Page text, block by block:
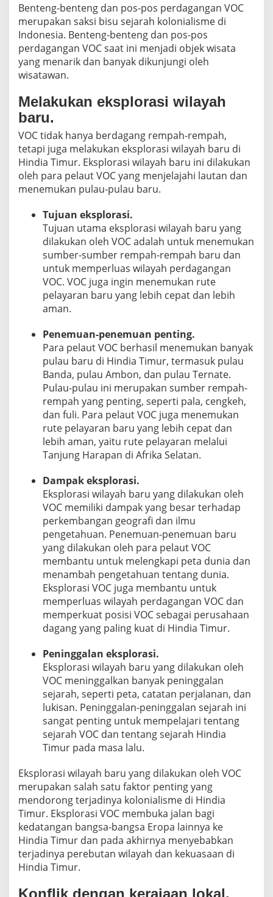
Benteng-benteng dan pos-pos perdagangan VOC
merupakan saksi bisu sejarah kolonialisme di
Indonesia. Benteng-benteng dan pos-pos
perdagangan VOC saat ini menjadi objek wisata
yang menarik dan banyak dikunjungi oleh
wisatawan.
Melakukan eksplorasi wilayah
baru.
VOC tidak hanya berdagang rempah-rempah,
tetapi juga melakukan eksplorasi wilayah baru di
Hindia Timur. Eksplorasi wilayah baru ini dilakukan
oleh para pelaut VOC yang menjelajahi lautan dan
menemukan pulau-pulau baru.
Tujuan eksplorasi.
Tujuan utama eksplorasi wilayah baru yang
dilakukan oleh VOC adalah untuk menemukan
sumber-sumber rempah-rempah baru dan
untuk memperluas wilayah perdagangan
VOC. VOC juga ingin menemukan rute
pelayaran baru yang lebih cepat dan lebih
aman.
Penemuan-penemuan penting.
Para pelaut VOC berhasil menemukan banyak
pulau baru di Hindia Timur, termasuk pulau
Banda, pulau Ambon, dan pulau Ternate.
Pulau-pulau ini merupakan sumber rempah-
rempah yang penting, seperti pala, cengkeh,
dan fuli. Para pelaut VOC juga menemukan
rute pelayaran baru yang lebih cepat dan
lebih aman, yaitu rute pelayaran melalui
Tanjung Harapan di Afrika Selatan.
Dampak eksplorasi.
Eksplorasi wilayah baru yang dilakukan oleh
VOC memiliki dampak yang besar terhadap
perkembangan geografi dan ilmu
pengetahuan. Penemuan-penemuan baru
yang dilakukan oleh para pelaut VOC
membantu untuk melengkapi peta dunia dan
menambah pengetahuan tentang dunia.
Eksplorasi VOC juga membantu untuk
memperluas wilayah perdagangan VOC dan
memperkuat posisi VOC sebagai perusahaan
dagang yang paling kuat di Hindia Timur.
Peninggalan eksplorasi.
Eksplorasi wilayah baru yang dilakukan oleh
VOC meninggalkan banyak peninggalan
sejarah, seperti peta, catatan perjalanan, dan
lukisan. Peninggalan-peninggalan sejarah ini
sangat penting untuk mempelajari tentang
sejarah VOC dan tentang sejarah Hindia
Timur pada masa lalu.
Eksplorasi wilayah baru yang dilakukan oleh VOC
merupakan salah satu faktor penting yang
mendorong terjadinya kolonialisme di Hindia
Timur. Eksplorasi VOC membuka jalan bagi
kedatangan bangsa-bangsa Eropa lainnya ke
Hindia Timur dan pada akhirnya menyebabkan
terjadinya perebutan wilayah dan kekuasaan di
Hindia Timur.
Konflik dengan kerajaan lokal.